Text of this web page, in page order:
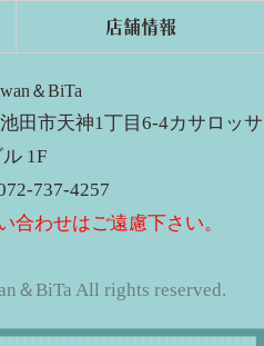
店舗情報
＆BiTa
田市天神1丁目6-4カサロッサ
ル 1F
737-4257
合わせはご遠慮下さい。
＆BiTa All rights reserved.